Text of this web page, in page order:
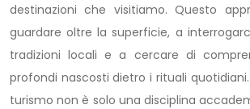
destinazioni che visitiamo. Questo
guardare oltre la superficie, a
tradizioni locali e a cercare di
profondi nascosti dietro i rituali quotidiani.
turismo non è solo una disciplina